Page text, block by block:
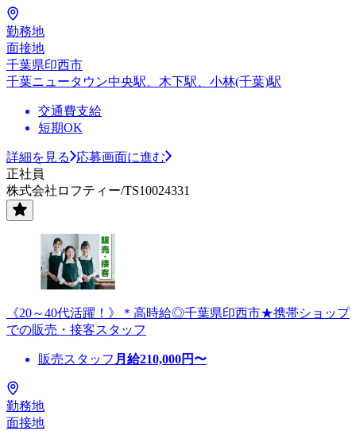
勤務地
面接地
千葉県印西市
千葉ニュータウン中央駅、木下駅、小林(千葉)駅
交通費支給
短期OK
詳細を見る
応募画面に進む
正社員
株式会社ロフティー/TS10024331
《20～40代活躍！》＊高時給◎千葉県印西市★携帯ショップ
での販売・接客スタッフ
販売スタッフ 月給210,000円〜
勤務地
面接地